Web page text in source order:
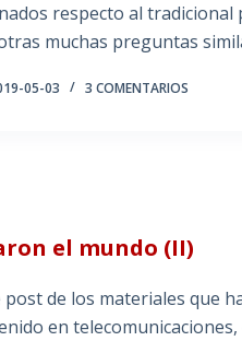
respecto al tradicional
muchas preguntas
05-03 3 COMENTARIOS
el mundo (II)
de los materiales que
en